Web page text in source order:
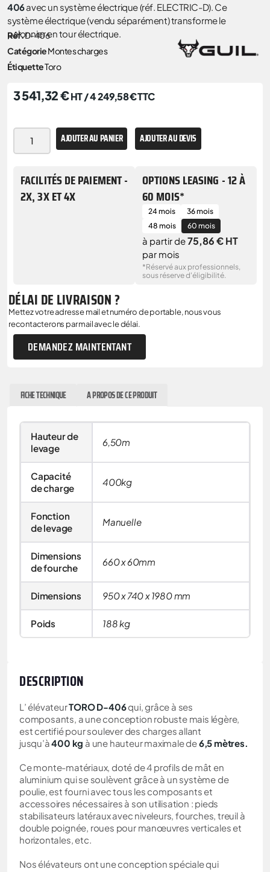
406avec un système électrique (réf. ELECTRIC-D). Ce
système électrique (vendu séparément) transforme le
palonnier en tour électrique.
Réf.D-406
CatégorieMontes charges
ÉtiquetteToro
3 541,32€HT /4 249,58€TTC
AJOUTER AU PANIER AJOUTER AU DEVIS
FACILITÉS DE PAIEMENT -
2X, 3X ET 4X
OPTIONS LEASING - 12 À
60 MOIS*
24 mois
36 mois
48 mois
60 mois
à partir de75,86 € HT
par mois
*Réservé aux professionnels,
sous réserve d'éligibilité.
DÉLAI DE LIVRAISON ?
Mettez votre adresse mail et numéro de portable, nous vous
recontacterons par mail avec le délai.
DEMANDEZ MAINTENTANT
FICHE TECHNIQUE A PROPOS DE CE PRODUIT
Hauteur de
levage
6,50m
Capacité
de charge
400kg
Fonction
de levage
Manuelle
Dimensions
de fourche
660 x 60mm
Dimensions 950 x 740 x 1980 mm
Poids 188 kg
DESCRIPTION
L’ élévateurTORO D-406qui, grâce à ses
composants, a une conception robuste mais légère,
est certifié pour soulever des charges allant
jusqu’à400 kg à une hauteur maximale de6,5 mètres.
Ce monte-matériaux, doté de 4 profils de mât en
aluminium qui se soulèvent grâce à un système de
poulie, est fourni avec tous les composants et
accessoires nécessaires à son utilisation : pieds
stabilisateurs latéraux avec niveleurs, fourches, treuil à
double poignée, roues pour manœuvres verticales et
horizontales, etc.
Nos élévateurs ont une conception spéciale qui